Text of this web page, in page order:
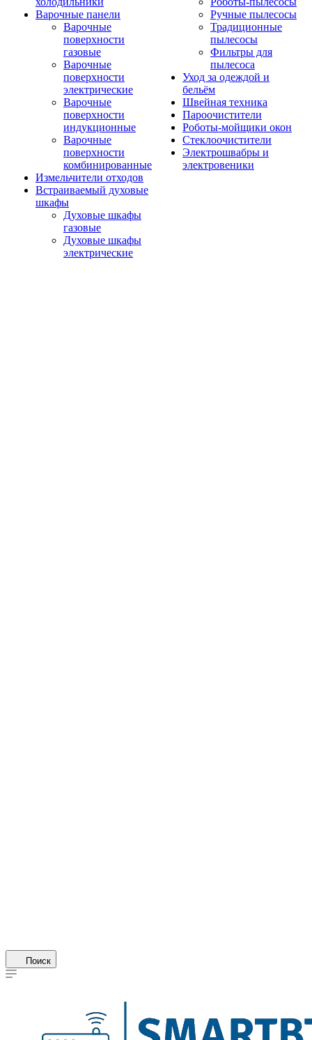
Варочные панели
Варочные
поверхности
газовые
Варочные
поверхности
электрические
Варочные
поверхности
индукционные
Варочные
поверхности
комбинированные
Измельчители отходов
Встраиваемый духовые
шкафы
Духовые шкафы
газовые
Духовые шкафы
электрические
Ручные пылесосы
Традиционные
пылесосы
Фильтры для
пылесоса
Уход за одеждой и
бельём
Швейная техника
Пароочистители
Роботы-мойщики окон
Стеклоочистители
Электрошвабры и
электровеники
Поиск